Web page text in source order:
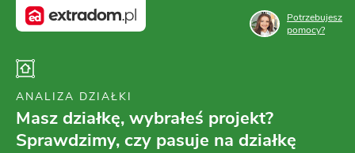
ANALIZA DZIAŁKI
Masz działkę, wybrałeś projekt?
Sprawdzimy, czy pasuje na działkę
Potrzebujesz
pomocy?